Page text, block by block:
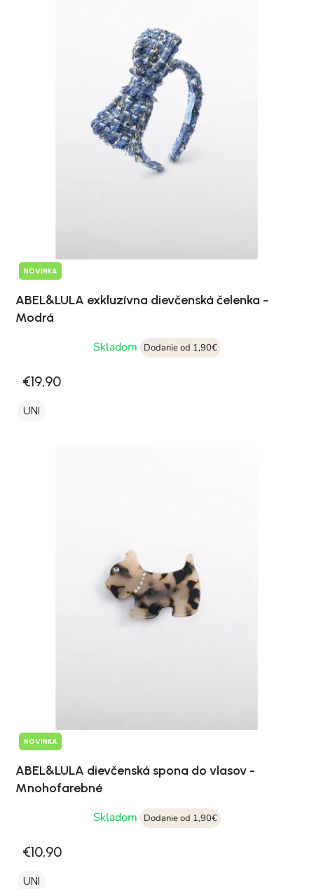
NOVINKA
ABEL&LULA exkluzívna dievčenská čelenka -
Modrá
Skladom
Dodanie od 1,90€
€19,90
UNI
NOVINKA
ABEL&LULA dievčenská spona do vlasov -
Mnohofarebné
Skladom
Dodanie od 1,90€
€10,90
UNI